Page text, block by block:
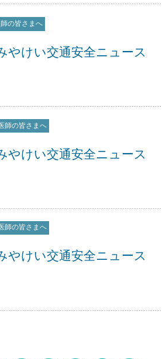
師の皆さまへ
やけい交通安全ニュース
師の皆さまへ
けい交通安全ニュース
師の皆さまへ
やけい交通安全ニュース